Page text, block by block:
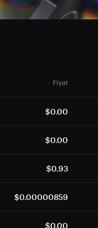
Fiyat
$0.00
$0.00
$0.93
$0.00000859
$0.00